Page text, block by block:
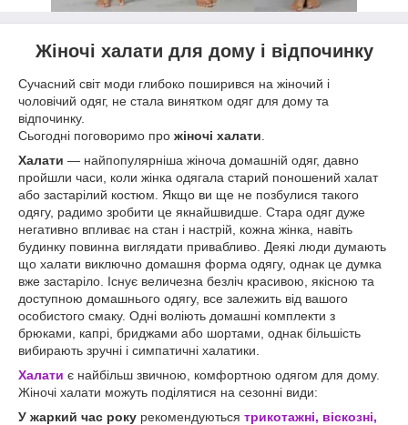
Жіночі халати для дому і відпочинку
Сучасний світ моди глибоко поширився на жіночий і
чоловічий одяг, не стала винятком одяг для дому та
відпочинку.
Сьогодні поговоримо про жіночі халати
Халати ― найпопулярніша жіноча домашній одяг, давно
пройшли часи, коли жінка одягала старий поношений халат
або застарілий костюм. Якщо ви ще не позбулися такого
одягу, радимо зробити це якнайшвидше. Стара одяг дуже
негативно впливає на стан і настрій, кожна жінка, навіть
будинку повинна виглядати привабливо. Деякі люди думають
що халати виключно домашня форма одягу, однак це думка
вже застаріло. Існує величезна безліч красивою, якісною та
доступною домашнього одягу, все залежить від вашого
особистого смаку. Одні воліють домашні комплекти з
брюками, капрі, бриджами або шортами, однак більшість
вибирають зручні і симпатичні халатики.
Халати є найбільш звичною, комфортною одягом для дому.
Жіночі халати можуть поділятися на сезонні види:
У жаркий час року рекомендуються трикотажні, віскозні,